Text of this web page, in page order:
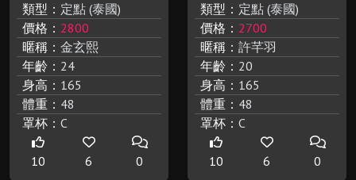
類型： 定點 (泰國)
價格： 2800
暱稱： 金玄熙
年齡： 24
身高： 165
體重： 48
罩杯： C
10 6 0
類型： 定點 (泰國)
價格： 2700
暱稱： 許芊羽
年齡： 20
身高： 165
體重： 48
罩杯： C
10 6 0